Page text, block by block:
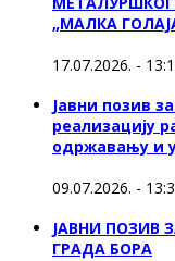
„МАЛКА
17.07.2026. -
Јавни позив
реализацију
одржавању и
09.07.2026. -
ЈАВНИ ПОЗИВ
ГРАДА БОРА